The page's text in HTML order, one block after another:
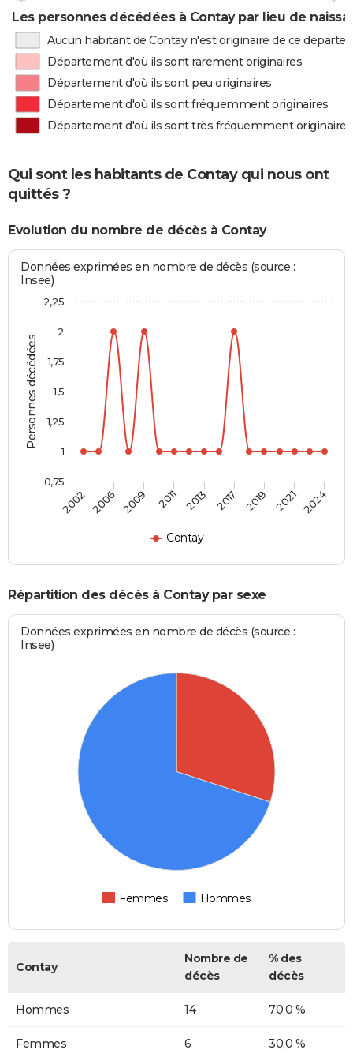
Les personnes décédées à Contay par lieu de
Aucun habitant de Contay n'est originaire de ce
Département d'où ils sont rarement originaires
Département d'où ils sont peu originaires
Département d'où ils sont fréquemment originaires
Département d'où ils sont très fréquemment originaires
Qui sont les habitants de Contay qui nous ont
quittés ?
Evolution du nombre de décès à Contay
Personnes décédées
Données exprimées en nombre de décès (source :
Insee)
Contay
2002 2006 2009 2011 2013 2017 2019 2021 2024
0,75
1
1,25
1,5
1,75
2
2,25
Répartition des décès à Contay par sexe
Données exprimées en nombre de décès (source :
Insee)
Femmes Hommes
Contay
Nombre de
décès
% des
décès
Hommes 14 70,0 %
Femmes 6 30,0 %